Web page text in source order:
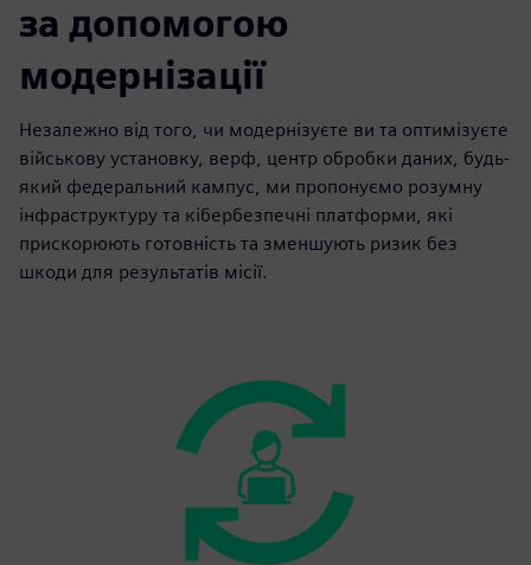
за допомогою
модернізації
Незалежно від того, чи модернізуєте ви та оптимізуєте
військову установку, верф, центр обробки даних, будь-
який федеральний кампус, ми пропонуємо розумну
інфраструктуру та кібербезпечні платформи, які
прискорюють готовність та зменшують ризик без
шкоди для результатів місії.